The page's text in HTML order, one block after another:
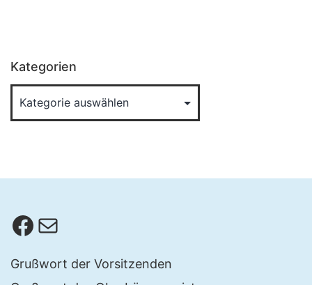
Kategorien
Facebook
E-Mail
Grußwort der Vorsitzenden